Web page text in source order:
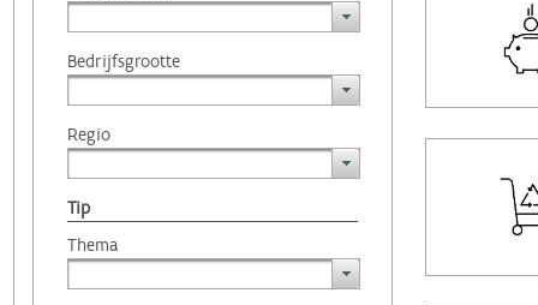
Bedrijfsgrootte
Regio
Tip
Thema